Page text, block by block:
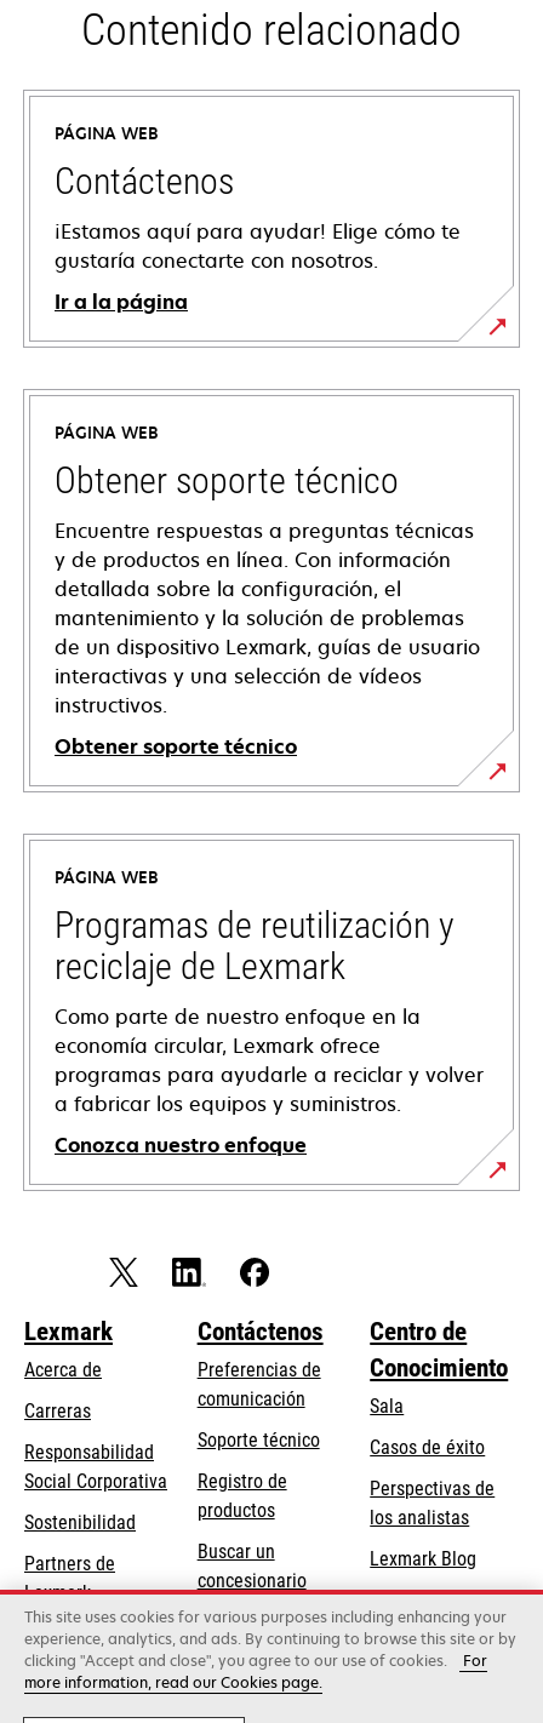
Contenido relacionado
PÁGINA WEB
Contáctenos
¡Estamos aquí para ayudar! Elige cómo te
gustaría conectarte con nosotros.
Ir a la página
PÁGINA WEB
Obtener soporte técnico
Encuentre respuestas a preguntas técnicas
y de productos en línea. Con información
detallada sobre la configuración, el
mantenimiento y la solución de problemas
de un dispositivo Lexmark, guías de usuario
interactivas y una selección de vídeos
instructivos.
Obtener soporte técnico
opens
in
new
tab
PÁGINA WEB
Programas de reutilización y
reciclaje de Lexmark
Como parte de nuestro enfoque en la
economía circular, Lexmark ofrece
programas para ayudarle a reciclar y volver
a fabricar los equipos y suministros.
Conozca nuestro enfoque
Lexmark
Acerca de
Carreras
Responsabilidad
Social Corporativa opens
new
tab
Sostenibilidad
Partners de
Lexmark
Contáctenos
Preferencias de
comunicación
Soporte técnicoopens
Registro de
productos
Buscar un
concesionario
Centro de
Conocimiento
Sala
Casos de éxito
Perspectivas de
los analistas
Lexmark Blog
Lexmark International, Inc., una empresa de Xerox
©2026 Todos los derechos reservados.
This site uses cookies for various purposes including enhancing your
experience, analytics, and ads. By continuing to browse this site or by
clicking "Accept and close", you agree to our use of cookies.
For
more information, read our Cookies page.